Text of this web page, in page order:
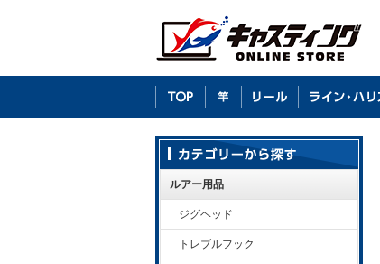
ルアー用品
ジグヘッド
トレブルフック